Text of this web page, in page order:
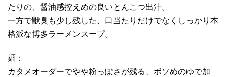
たりの、醤油感控えめの良いとんこつ出汁。
一方で獣臭も少し残した、口当たりだけでなくしっかり本
格派な博多ラーメンスープ。
麺：
カタメオーダーでやや粉っぽさが残る、ボソめのゆで加